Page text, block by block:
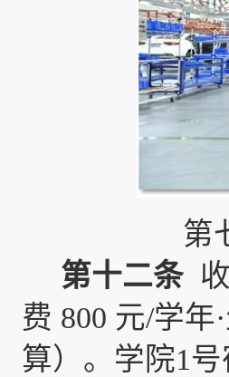
第
第十二条收
费 800 元/学年
算）。学院1